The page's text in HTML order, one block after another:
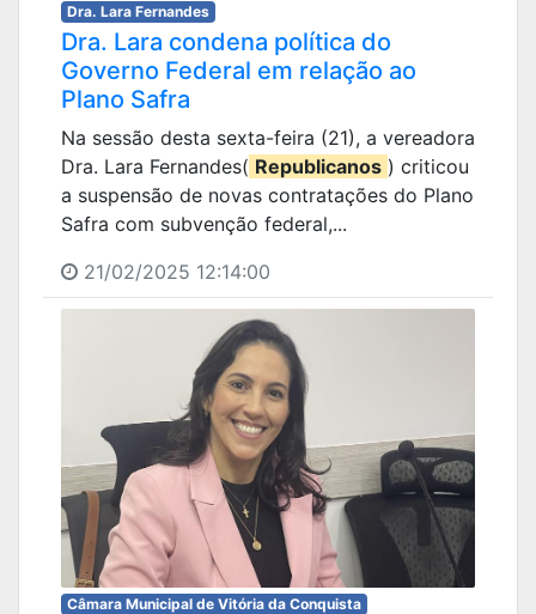
Dra. Lara Fernandes
Dra. Lara condena política do
Governo Federal em relação ao
Plano Safra
Na sessão desta sexta-feira (21), a vereadora
Dra. Lara Fernandes( Republicanos ) criticou
a suspensão de novas contratações do Plano
Safra com subvenção federal,...
21/02/2025 12:14:00
Câmara Municipal de Vitória da Conquista